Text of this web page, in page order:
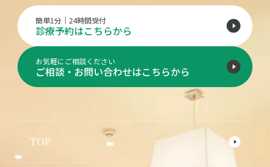
簡単1分｜24時間受付
診療予約はこちらから
お気軽にご相談ください
ご相談・お問い合わせはこちらから
TOP